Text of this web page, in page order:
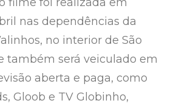
nas dependências da
no interior de São
também será veiculado em
aberta e paga, como
Gloob e TV Globinho,